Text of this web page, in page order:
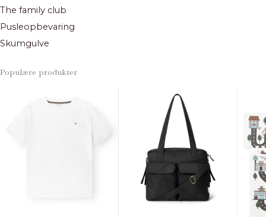
The family club
Pusleopbevaring
Skumgulve
Populære produkter